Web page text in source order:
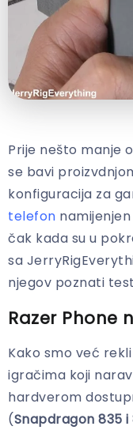
Prije nešto manje
se bavi
konfiguracija za
telefon
čak kada su u
sa
njegov poznati
Razer Phone
Kako smo već
igračima koji
hardverom
(Snapdragon 835 i